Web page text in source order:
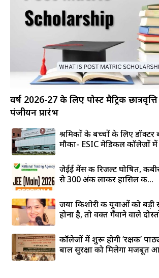
वर्ष 2026-27 के लिए पोस्ट मैट्रिक
पंजीयन प्रारंभ
श्रमिकों के बच्चों के लिए डॉक्टर
मौका- ESIC मेडिकल कॉलेजों में
जेईई मेंस की रिजल्ट घोषित,
से 300 अंक लाकर हासिल की...
जया किशोरी की युवाओं को
होना है, तो वक्त गँवाने वाले
कॉलेजों में शुरू होगी ‘रक्षक’
बाल सुरक्षा को मिलेगा मजबूत